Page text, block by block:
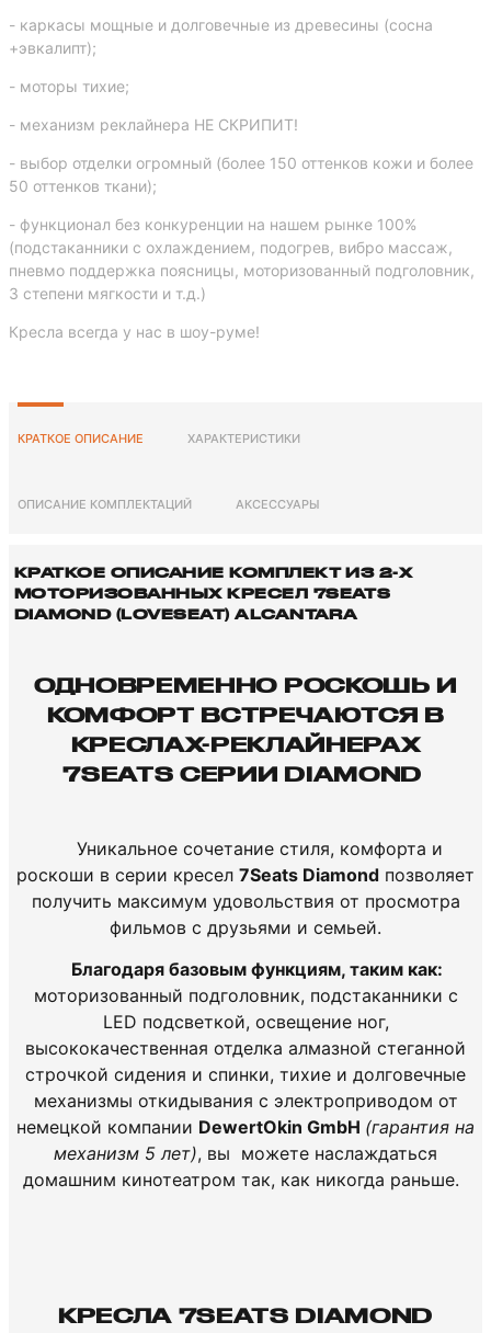
- каркасы мощные и долговечные из древесины (сосна
+эвкалипт);
- моторы тихие;
- механизм реклайнера НЕ СКРИПИТ!
- выбор отделки огромный (более 150 оттенков кожи и более
50 оттенков ткани);
- функционал без конкуренции на нашем рынке 100%
(подстаканники с охлаждением, подогрев, вибро массаж,
пневмо поддержка поясницы, моторизованный подголовник,
3 степени мягкости и т.д.)
Кресла всегда у нас в шоу-руме!
КРАТКОЕ ОПИСАНИЕ ХАРАКТЕРИСТИКИ
ОПИСАНИЕ КОМПЛЕКТАЦИЙ АКСЕССУАРЫ
КРАТКОЕ ОПИСАНИЕ КОМПЛЕКТ ИЗ 2-X
МОТОРИЗОВАННЫХ КРЕСЕЛ 7SEATS
DIAMOND (LOVESEAT) ALCANTARA
ОДНОВРЕМЕННО РОСКОШЬ И
КОМФОРТ ВСТРЕЧАЮТСЯ В
КРЕСЛАХ-РЕКЛАЙНЕРАХ
7SEATS СЕРИИ DIAMOND
Уникальное сочетание стиля, комфорта и
роскоши в серии кресел 7Seats Diamond позволяет
получить максимум удовольствия от просмотра
фильмов с друзьями и семьей.
Благодаря базовым функциям, таким как:
моторизованный подголовник, подстаканники с
LED подсветкой, освещение ног,
высококачественная отделка алмазной стеганной
строчкой сидения и спинки, тихие и долговечные
механизмы откидывания с электроприводом от
немецкой компании DewertOkin GmbH (гарантия на
механизм 5 лет), вы можете наслаждаться
домашним кинотеатром так, как никогда раньше.
КРЕСЛА 7SEATS DIAMOND